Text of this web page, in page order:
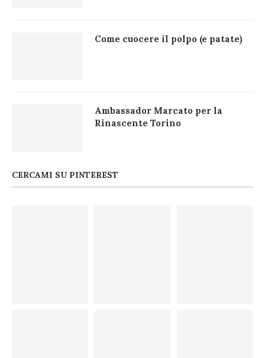
Come cuocere il polpo (e patate)
Ambassador Marcato per la
Rinascente Torino
CERCAMI SU PINTEREST